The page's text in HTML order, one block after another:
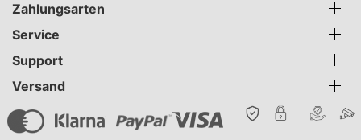
Zahlungsarten
Service
Support
Versand